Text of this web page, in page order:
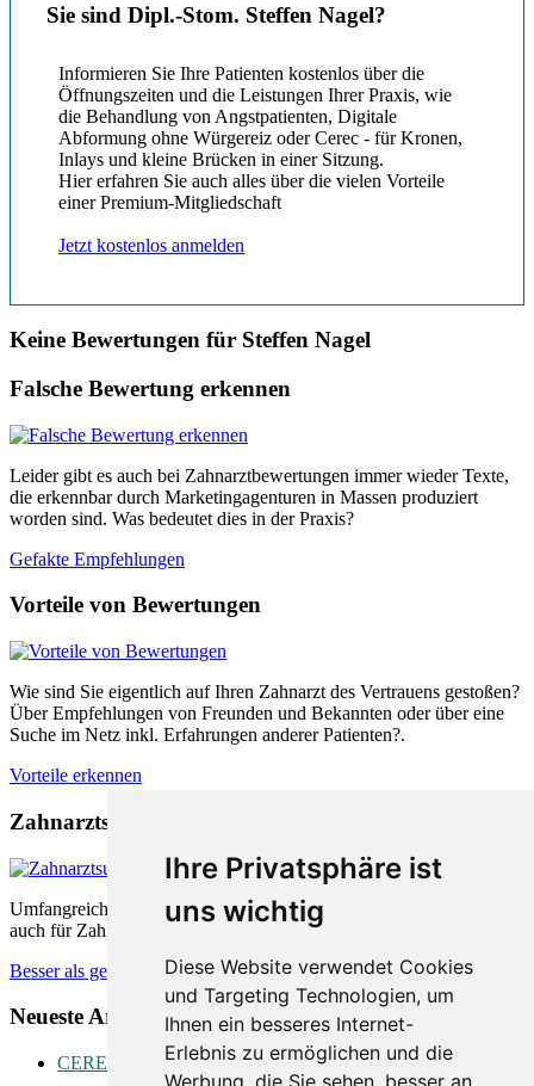
Ihre Privatsphäre ist
uns wichtig
Diese Website verwendet Cookies
und Targeting Technologien, um
Ihnen ein besseres Internet-
Erlebnis zu ermöglichen und die
Werbung, die Sie sehen, besser an
Sie sind Dipl.-Stom. Steffen Nagel?
Informieren Sie Ihre Patienten kostenlos über die
Öffnungszeiten und die Leistungen Ihrer Praxis, wie
die Behandlung von Angstpatienten, Digitale
Abformung ohne Würgereiz oder Cerec - für Kronen,
Inlays und kleine Brücken in einer Sitzung.
Hier erfahren Sie auch alles über die vielen Vorteile
einer Premium-Mitgliedschaft
Jetzt kostenlos anmelden
Keine Bewertungen für Steffen Nagel
Falsche Bewertung erkennen
Leider gibt es auch bei Zahnarztbewertungen immer wieder Texte,
die erkennbar durch Marketingagenturen in Massen produziert
worden sind. Was bedeutet dies in der Praxis?
Gefakte Empfehlungen
Vorteile von Bewertungen
Wie sind Sie eigentlich auf Ihren Zahnarzt des Vertrauens gestoßen?
Über Empfehlungen von Freunden und Bekannten oder über eine
Suche im Netz inkl. Erfahrungen anderer Patienten?.
Vorteile erkennen
Zahnarztsuche nach Empfehlungen
Umfangreiche Bewertungsplattformen sind sowohl für Patienten als
auch für Zahnärzte äußerst hilfreich. Wie können diese helfen.
Besser als gedacht
Neueste Artikel:
CEREC